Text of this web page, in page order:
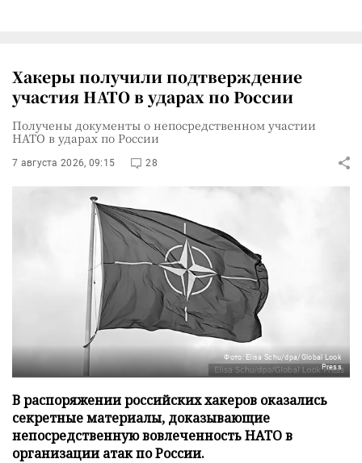
Хакеры получили подтверждение
участия НАТО в ударах по России
Получены документы о непосредственном участии
НАТО в ударах по России
7 августа 2026, 09:15 28
Фото: Elisa Schu/dpa/Global Look
Press
В распоряжении российских хакеров оказались
секретные материалы, доказывающие
непосредственную вовлеченность НАТО в
организации атак по России.